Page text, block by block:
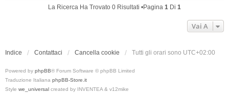
La Ricerca Ha Trovato 0 Risultati •Pagina 1 Di 1
Vai A
Indice Contattaci Cancella cookie Tutti gli orari sono UTC+02:00
Powered by phpBB® Forum Software © phpBB Limited
Traduzione Italiana phpBB-Store.it
Style we_universal created by INVENTEA & v12mike